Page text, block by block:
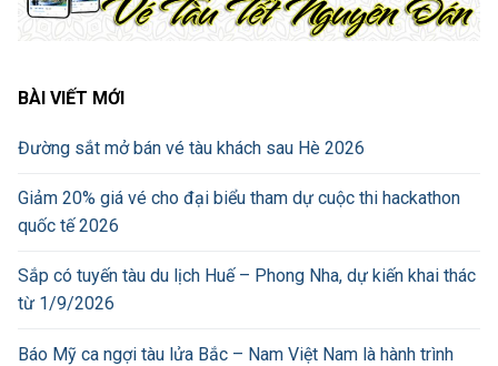
BÀI VIẾT MỚI
Đường sắt mở bán vé tàu khách sau Hè 2026
Giảm 20% giá vé cho đại biểu tham dự cuộc thi hackathon
quốc tế 2026
Sắp có tuyến tàu du lịch Huế – Phong Nha, dự kiến khai thác
từ 1/9/2026
Báo Mỹ ca ngợi tàu lửa Bắc – Nam Việt Nam là hành trình